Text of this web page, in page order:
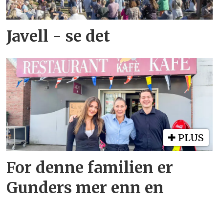
Javell - se det
PLUS
For denne familien er
Gunders mer enn en